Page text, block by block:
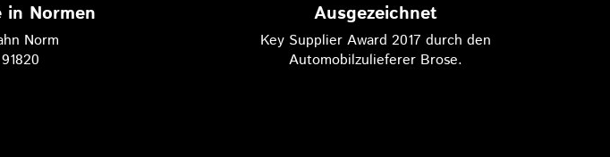
in Normen
Norm
Ausgezeichnet
Key Supplier Award 2017 durch den
Automobilzulieferer Brose.